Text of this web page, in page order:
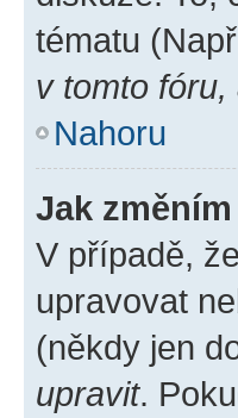
tématu
v tomto fóru,
Nahoru
Jak
V případě,
upravovat
(někdy jen
upravit.